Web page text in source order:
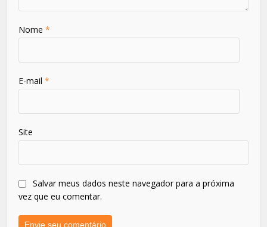
Nome*
E-mail*
Site
Salvar meus dados neste navegador para a próxima
vez que eu comentar.